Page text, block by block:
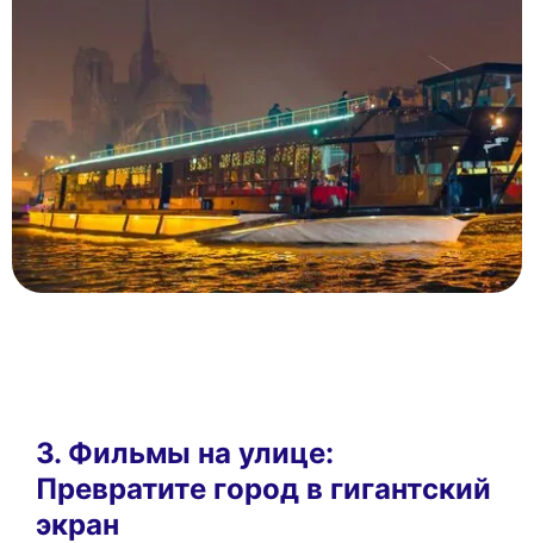
3. Фильмы на улице:
Превратите город в гигантский
экран